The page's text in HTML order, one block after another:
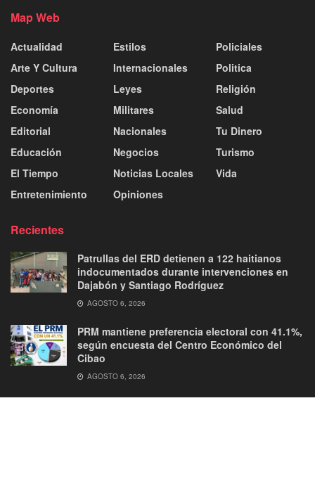
Map Web
Actualidad
Arte Y Cultura
Deportes
Economía
Editorial
Educación
El Tiempo
Entretenimiento
Estilos
Internacionales
Leyes
Militares
Nacionales
Negocios
Noticias Locales
Opiniones
Policiales
Politica
Religión
Salud
Tu Dinero
Turismo
Vida
Recientes
Patrullas del ERD detienen a 122 haitianos
indocumentados durante intervenciones en
Dajabón y Santiago Rodríguez
AGOSTO 6, 2026
PRM mantiene preferencia electoral con 41.1%,
según encuesta del Centro Económico del
Cibao
AGOSTO 6, 2026